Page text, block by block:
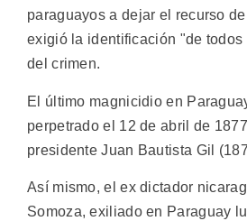
paraguayos a dejar el recurso
exigió la identificación "de todos
del crimen.
El último magnicidio en
perpetrado el 12 de abril de
presidente Juan Bautista Gil
Así mismo, el ex dictador
Somoza, exiliado en Paraguay